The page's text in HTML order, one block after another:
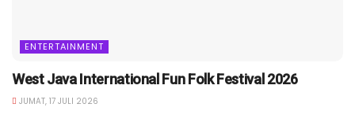
ENTERTAINMENT
West Java International Fun Folk Festival 2026
JUMAT, 17 JULI 2026